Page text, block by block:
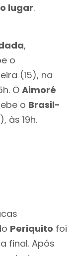
lugar.
,
o
(15), na
O Aimoré
o Brasil-
às 19h.
Periquito foi
final. Após